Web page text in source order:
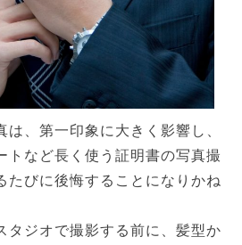
は、第一印象に大きく影響し、
トなど長く使う証明書の写真撮
たびに後悔することになりかね
タジオで撮影する前に、髪型か